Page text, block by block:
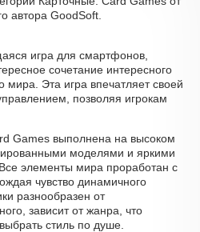
автора GoodSoft.
игра для смартфонов,
сочетание интересного
мира. Эта игра впечатляет своей
позволяя игрокам
Games выполнена на высоком
моделями и яркими
элементы мира проработан с
чувство динамичного
разнообразен от
зависит от жанра, что
стиль по душе.